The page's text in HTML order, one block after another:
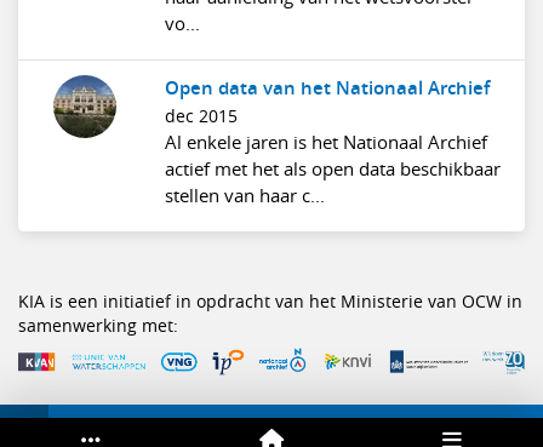
vo...
Open data van het Nationaal Archief
dec 2015
Al enkele jaren is het Nationaal Archief
actief met het als open data beschikbaar
stellen van haar c...
KIA is een initiatief in opdracht van het Ministerie van OCW in
samenwerking met: